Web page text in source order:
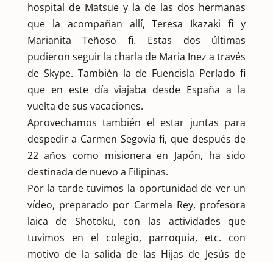
hospital de Matsue y la de las dos hermanas
que la acompañan allí, Teresa Ikazaki fi y
Marianita Teñoso fi. Estas dos últimas
pudieron seguir la charla de Maria Inez a través
de Skype. También la de Fuencisla Perlado fi
que en este día viajaba desde España a la
vuelta de sus vacaciones.
Aprovechamos también el estar juntas para
despedir a Carmen Segovia fi, que después de
22 años como misionera en Japón, ha sido
destinada de nuevo a Filipinas.
Por la tarde tuvimos la oportunidad de ver un
vídeo, preparado por Carmela Rey, profesora
laica de Shotoku, con las actividades que
tuvimos en el colegio, parroquia, etc. con
motivo de la salida de las Hijas de Jesús de